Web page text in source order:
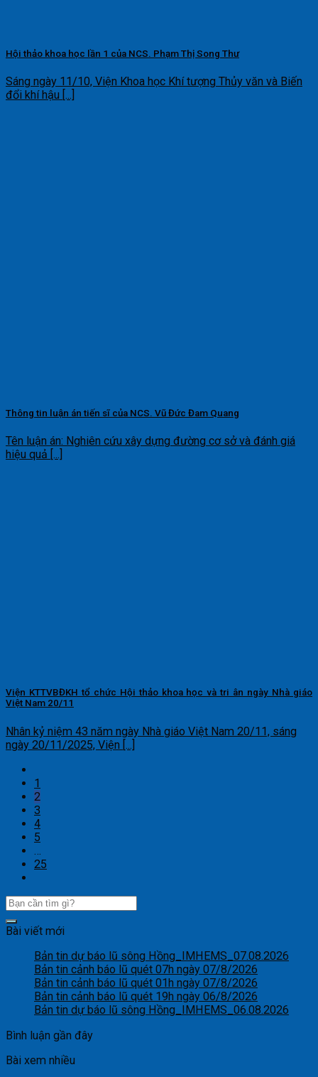
Hội thảo khoa học lần 1 của NCS. Phạm Thị Song Thư
Sáng ngày 11/10, Viện Khoa học Khí tượng Thủy văn và Biến
đổi khí hậu [...]
Thông tin luận án tiến sĩ của NCS. Vũ Đức Đam Quang
Tên luận án: Nghiên cứu xây dựng đường cơ sở và đánh giá
hiệu quả [...]
Viện KTTVBĐKH tổ chức Hội thảo khoa học và tri ân ngày Nhà giáo
Việt Nam 20/11
Nhân kỷ niệm 43 năm ngày Nhà giáo Việt Nam 20/11, sáng
ngày 20/11/2025, Viện [...]
1
2
3
4
5
…
25
Bài viết mới
Bản tin dự báo lũ sông Hồng_IMHEMS_07.08.2026
Bản tin cảnh báo lũ quét 07h ngày 07/8/2026
Bản tin cảnh báo lũ quét 01h ngày 07/8/2026
Bản tin cảnh báo lũ quét 19h ngày 06/8/2026
Bản tin dự báo lũ sông Hồng_IMHEMS_06.08.2026
Bình luận gần đây
Bài xem nhiều